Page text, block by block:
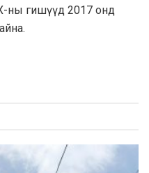
ны гишүүд 2017 онд